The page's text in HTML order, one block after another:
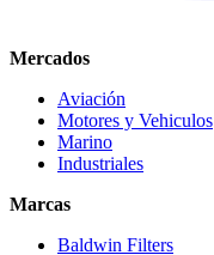
Mercados
Aviación
Motores y Vehiculos
Marino
Industriales
Marcas
Baldwin Filters